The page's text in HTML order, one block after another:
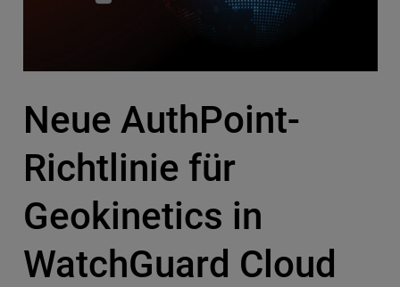
Neue AuthPoint-
Richtlinie für
Geokinetics in
WatchGuard Cloud